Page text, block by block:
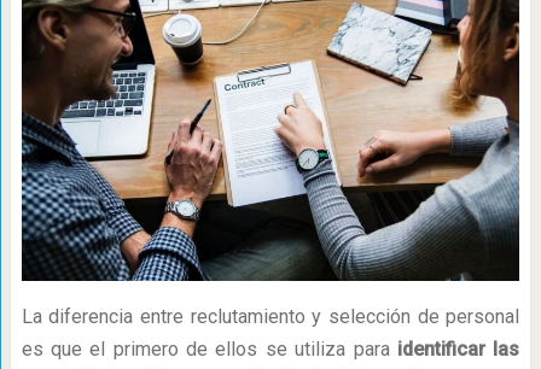
La diferencia entre reclutamiento y selección de personal
es que el primero de ellos se utiliza para identificar las